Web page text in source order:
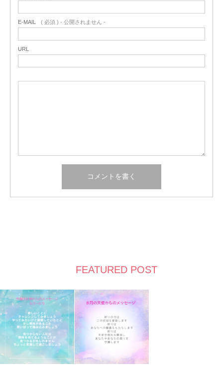
E-MAIL ( 必須 ) - 公開されません -
URL
FEATURED POST